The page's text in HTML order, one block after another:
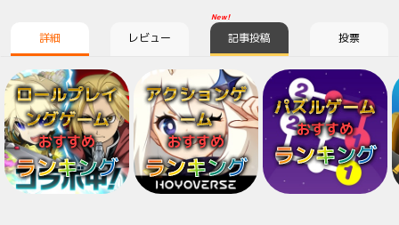
詳細 レビュー
New!
記事投稿 投票
ロールプレイ
ングゲーム
おすすめ
ランキング
アクションゲ
ーム
おすすめ
ランキング
パズルゲーム
おすすめ
ランキング